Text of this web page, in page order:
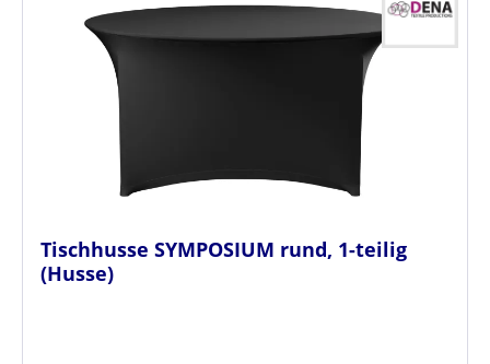
Tischhusse SYMPOSIUM rund, 1-teilig
(Husse)